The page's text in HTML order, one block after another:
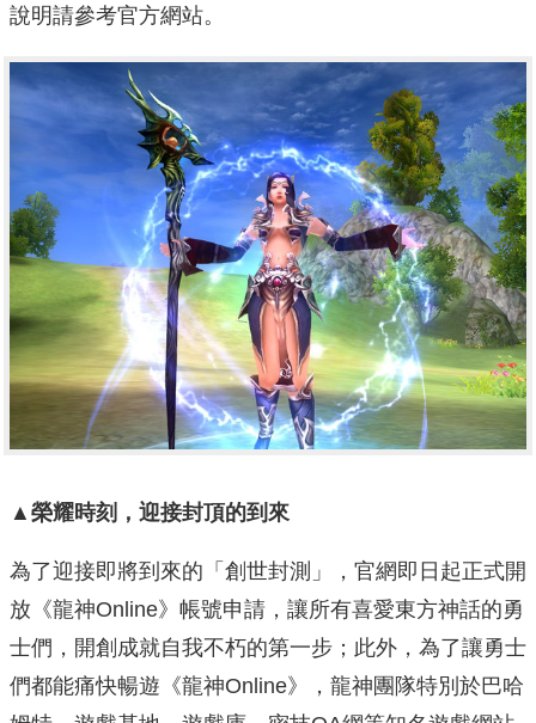
說明請參考官方網站。
▲榮耀時刻，迎接封頂的到來
為了迎接即將到來的「創世封測」，官網即日起正式開
放《龍神Online》帳號申請，讓所有喜愛東方神話的勇
士們，開創成就自我不朽的第一步；此外，為了讓勇士
們都能痛快暢遊《龍神Online》，龍神團隊特別於巴哈